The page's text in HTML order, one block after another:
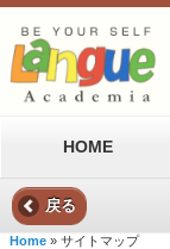
HOME
戻る
Home » サイトマップ